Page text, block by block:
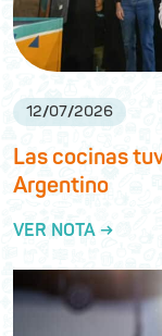
12/07/2026
Las cocinas
Argentino
VER NOTA →